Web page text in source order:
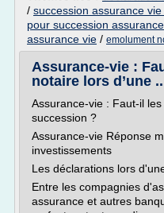
/ succession assurance
pour succession
assurance vie / emolument
Assurance-vie :
notaire lors d’une
Assurance-vie : Faut-il
succession ?
Assurance-vie Réponse
investissements
Les déclarations lors
Entre les compagnies
assurance et autres